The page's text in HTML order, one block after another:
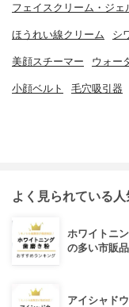
フェイスクリーム・ジェ
ほうれい線クリーム シ
美顔スチーマー ウォー
小顔ベルト 毛穴吸引器
よく見られている
ホワイトニ
の多い市販
アイシャド